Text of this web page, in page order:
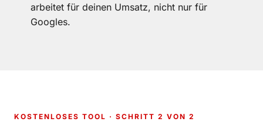
arbeitet für deinen Umsatz, nicht nur für
Googles.
KOSTENLOSES TOOL · SCHRITT 2 VON 2